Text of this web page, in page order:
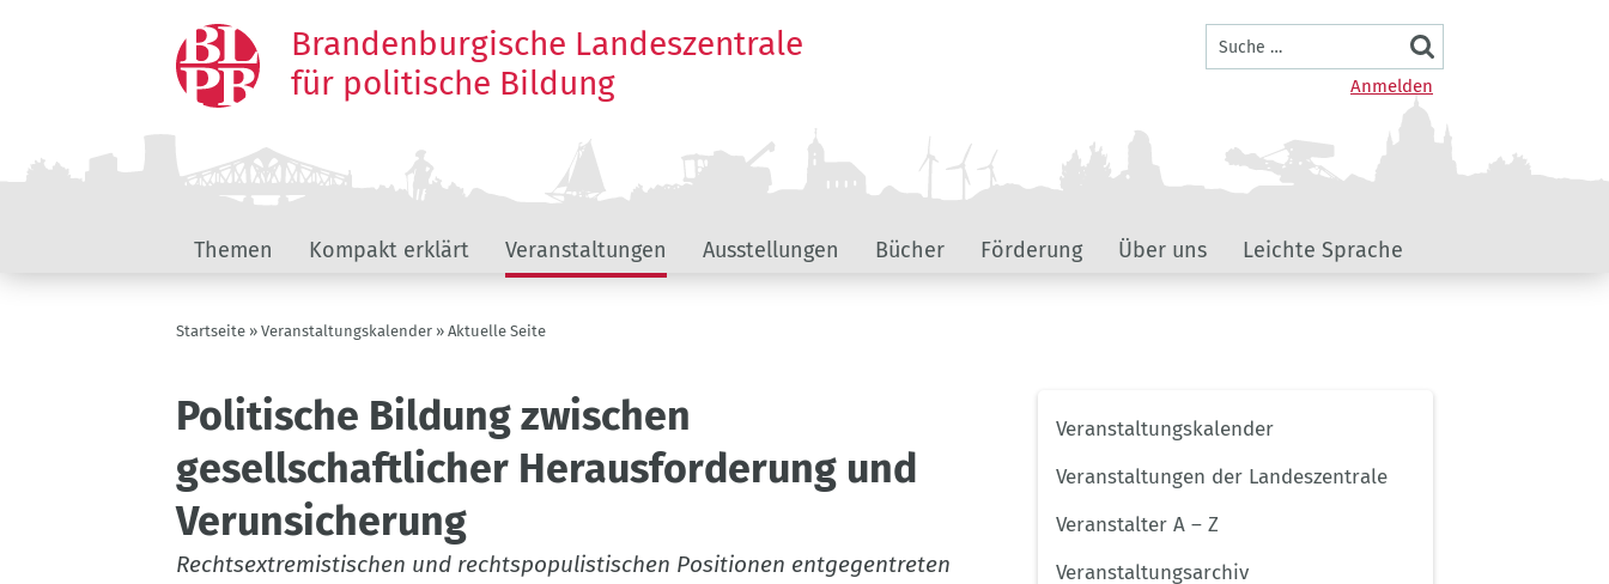
Brandenburgische Landeszentrale
für politische Bildung
Benutzermenü
Anmelden
Suche
Hauptnavigation
Themen Kompakt erklärt Veranstaltungen Ausstellungen Bücher Förderung Über uns Leichte Sprache
Pfadnavigation
Startseite Veranstaltungskalender Aktuelle Seite
Politische Bildung zwischen
gesellschaftlicher Herausforderung und
Verunsicherung
Rechtsextremistischen und rechtspopulistischen Positionen entgegentreten
Unternavigation
Hauptseite
Veranstaltungskalender
Veranstaltungen der Landeszentrale
Veranstalter A – Z
Veranstaltungsarchiv